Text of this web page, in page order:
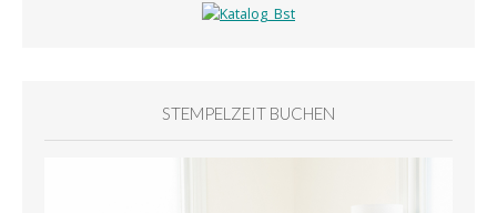
STEMPELZEIT BUCHEN